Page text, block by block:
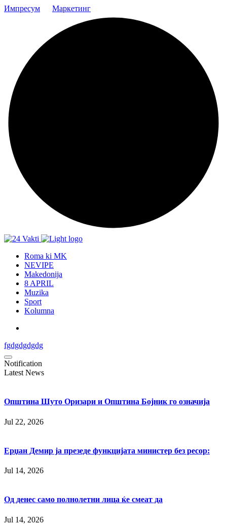
Импресум Маркетинг
Roma ki MK
NEVIPE
Makedonija
8 APRIL
Muzika
Sport
Kolumna
fgdgdgdgdg
Notification
Latest News
Општина Шуто Оризари и Општина Бојник го означија
Jul 22, 2026
Ерџан Демир ја презеде функцијата министер без ресор:
Jul 14, 2026
Од денес само полнолетни лица ќе смеат да
Jul 14, 2026